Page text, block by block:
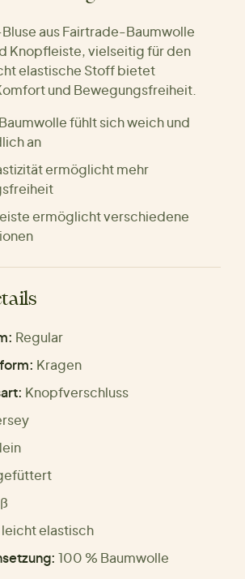
aus Fairtrade-Baumwolle
Knopfleiste, vielseitig für den
elastische Stoff bietet
und Bewegungsfreiheit.
fühlt sich weich und
an
ermöglicht mehr
ermöglicht verschiedene
Regular
Kragen
Knopfverschluss
leicht elastisch
100 % Baumwolle